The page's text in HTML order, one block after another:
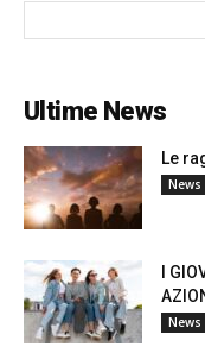
Ultime News
Le
News
I
News